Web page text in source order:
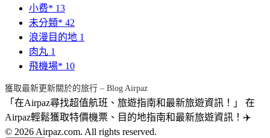
小费* 13
未分類* 42
浪漫目的地 1
肉丸 1
飛機場* 10
獲取最新更新關於的旅行 – Blog Airpaz
「在Airpaz尋找超值航班、旅遊指南和最新旅遊資訊！」 在
Airpaz輕鬆獲取特價機票、目的地指南和最新旅遊資訊！✈️
© 2026 Airpaz.com. All rights reserved.